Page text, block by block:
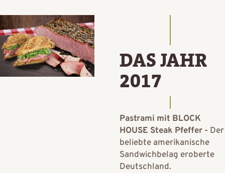
DAS JAHR
2017
Pastrami mit BLOCK
HOUSE Steak Pfeffer - Der
beliebte amerikanische
Sandwichbelag eroberte
Deutschland.